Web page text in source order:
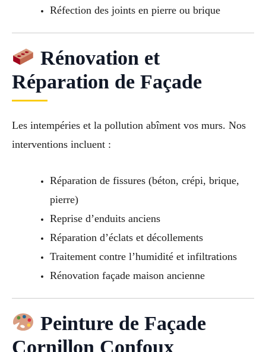
Réfection des joints en pierre ou brique
Rénovation et
Réparation de Façade
Les intempéries et la pollution abîment vos murs. Nos
interventions incluent :
Réparation de fissures (béton, crépi, brique,
pierre)
Reprise d’enduits anciens
Réparation d’éclats et décollements
Traitement contre l’humidité et infiltrations
Rénovation façade maison ancienne
Peinture de Façade
Cornillon Confoux